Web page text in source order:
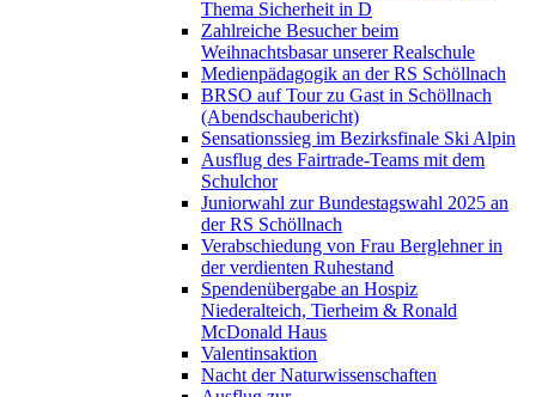
Thema Sicherheit in D
Zahlreiche Besucher beim
Weihnachtsbasar unserer Realschule
Medienpädagogik an der RS Schöllnach
BRSO auf Tour zu Gast in Schöllnach
(Abendschaubericht)
Sensationssieg im Bezirksfinale Ski Alpin
Ausflug des Fairtrade-Teams mit dem
Schulchor
Juniorwahl zur Bundestagswahl 2025 an
der RS Schöllnach
Verabschiedung von Frau Berglehner in
der verdienten Ruhestand
Spendenübergabe an Hospiz
Niederalteich, Tierheim & Ronald
McDonald Haus
Valentinsaktion
Nacht der Naturwissenschaften